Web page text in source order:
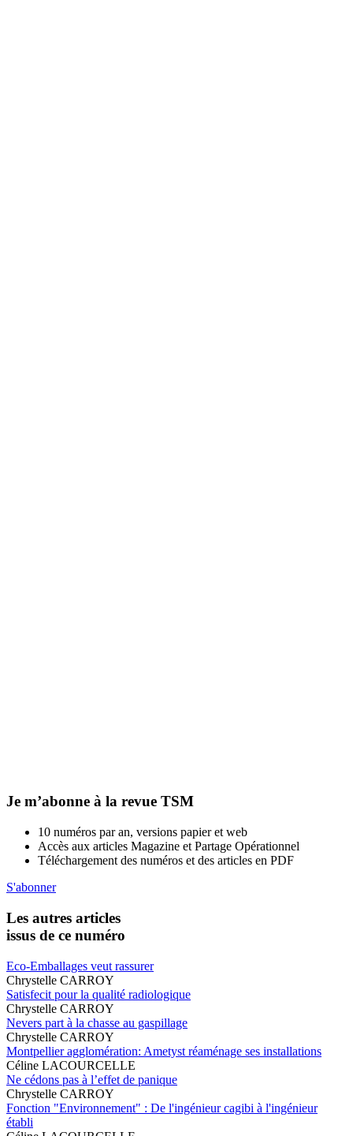
Je m’abonne à la revue TSM
10 numéros par an, versions papier et web
Accès aux articles Magazine et Partage Opérationnel
Téléchargement des numéros et des articles en PDF
S'abonner
Les autres articles
issus de ce numéro
Eco-Emballages veut rassurer
Chrystelle CARROY
Satisfecit pour la qualité radiologique
Chrystelle CARROY
Nevers part à la chasse au gaspillage
Chrystelle CARROY
Montpellier agglomération: Ametyst réaménage ses installations
Céline LACOURCELLE
Ne cédons pas à l’effet de panique
Chrystelle CARROY
Fonction "Environnement" : De l'ingénieur cagibi à l'ingénieur
établi